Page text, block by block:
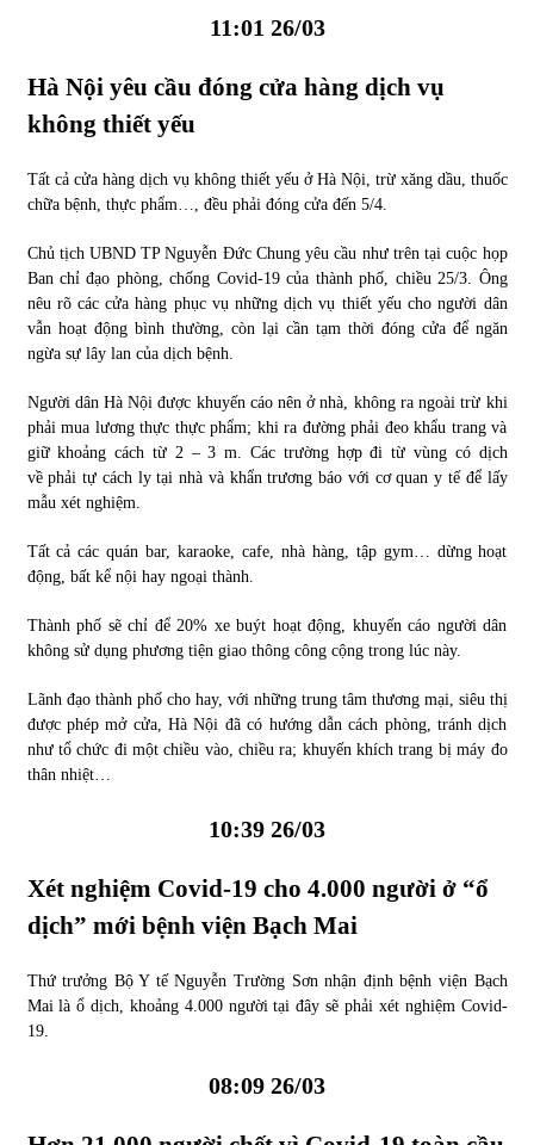
11:01 26/03
Hà Nội yêu cầu đóng cửa hàng dịch vụ
không thiết yếu
Tất cả cửa hàng dịch vụ không thiết yếu ở Hà Nội, trừ xăng dầu, thuốc
chữa bệnh, thực phẩm…, đều phải đóng cửa đến 5/4.
Chủ tịch UBND TP Nguyễn Đức Chung yêu cầu như trên tại cuộc họp
Ban chỉ đạo phòng, chống Covid-19 của thành phố, chiều 25/3. Ông
nêu rõ các cửa hàng phục vụ những dịch vụ thiết yếu cho người dân
vẫn hoạt động bình thường, còn lại cần tạm thời đóng cửa để ngăn
ngừa sự lây lan của dịch bệnh.
Người dân Hà Nội được khuyến cáo nên ở nhà, không ra ngoài trừ khi
phải mua lương thực thực phẩm; khi ra đường phải đeo khẩu trang và
giữ khoảng cách từ 2 – 3 m. Các trường hợp đi từ vùng có dịch
về phải tự cách ly tại nhà và khẩn trương báo với cơ quan y tế để lấy
mẫu xét nghiệm.
Tất cả các quán bar, karaoke, cafe, nhà hàng, tập gym… dừng hoạt
động, bất kể nội hay ngoại thành.
Thành phố sẽ chỉ để 20% xe buýt hoạt động, khuyến cáo người dân
không sử dụng phương tiện giao thông công cộng trong lúc này.
Lãnh đạo thành phố cho hay, với những trung tâm thương mại, siêu thị
được phép mở cửa, Hà Nội đã có hướng dẫn cách phòng, tránh dịch
như tổ chức đi một chiều vào, chiều ra; khuyến khích trang bị máy đo
thân nhiệt…
10:39 26/03
Xét nghiệm Covid-19 cho 4.000 người ở “ổ
dịch” mới bệnh viện Bạch Mai
Thứ trưởng Bộ Y tế Nguyễn Trường Sơn nhận định bệnh viện Bạch
Mai là ổ dịch, khoảng 4.000 người tại đây sẽ phải xét nghiệm Covid-
19.
08:09 26/03